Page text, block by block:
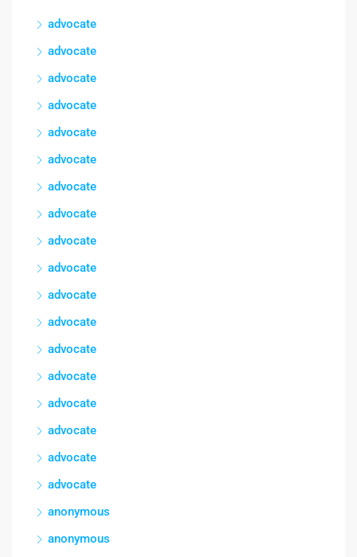
advocate
advocate
advocate
advocate
advocate
advocate
advocate
advocate
advocate
advocate
advocate
advocate
advocate
advocate
advocate
advocate
advocate
advocate
anonymous
anonymous